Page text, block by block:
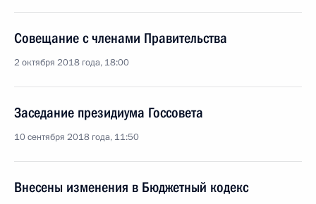
Совещание с членами Правительства
2 октября 2018 года, 18:00
Заседание президиума Госсовета
10 сентября 2018 года, 11:50
Внесены изменения в Бюджетный кодекс